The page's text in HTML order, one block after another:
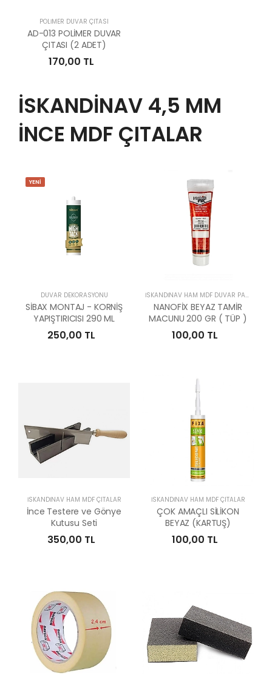
POLİMER DUVAR ÇITASI
AD-013 POLİMER DUVAR
ÇITASI (2 ADET)
170,00 TL
İSKANDİNAV 4,5 MM
İNCE MDF ÇITALAR
YENİ
DUVAR DEKORASYONU
SİBAX MONTAJ - KORNİŞ
YAPIŞTIRICISI 290 ML
250,00 TL
İSKANDİNAV HAM MDF DUVAR PANELLERİ
NANOFİX BEYAZ TAMİR
MACUNU 200 GR ( TÜP )
100,00 TL
İSKANDİNAV HAM MDF ÇITALAR
İnce Testere ve Gönye
Kutusu Seti
350,00 TL
İSKANDİNAV HAM MDF ÇITALAR
ÇOK AMAÇLI SİLİKON
BEYAZ (KARTUŞ)
100,00 TL